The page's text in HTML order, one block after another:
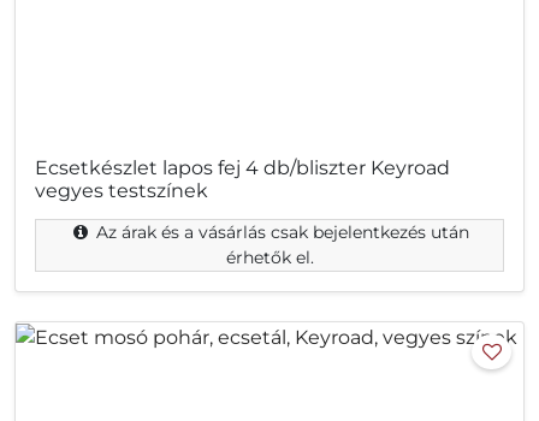
Ecsetkészlet lapos fej 4 db/bliszter Keyroad
vegyes testszínek
Az árak és a vásárlás csak bejelentkezés után
érhetők el.